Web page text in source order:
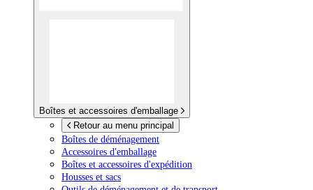
Boîtes et accessoires d'emballage
Retour au menu principal
Boîtes de déménagement
Accessoires d'emballage
Boîtes et accessoires d'expédition
Housses et sacs